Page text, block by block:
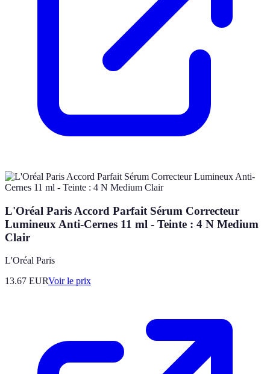
L'Oréal Paris Accord Parfait Sérum Correcteur
Lumineux Anti-Cernes 11 ml - Teinte : 4 N Medium
Clair
L'Oréal Paris
13.67 EURVoir le prix